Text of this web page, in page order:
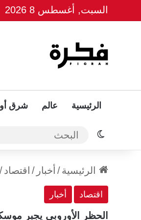
السبت, أغسطس 8 2026
الرئيسية عالم شرق
الوضع المظلم
الرئيسية/ أخبار / اقتصاد/
اقتصاد أخبار
الحظر الأوروبي يجبر